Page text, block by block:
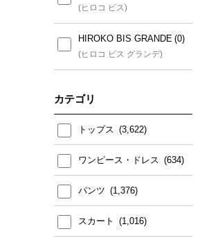
(ミッシェルクラン(小さいサイ
ズ))
MK MICHEL KLEIN(小さい
サイズ)
(小さいサイズ))
(ヒロコ ビス)
HIROKO BIS GRANDE
(ヒロコ ビス グランデ)
カテゴリ
トップス
ワンピース・ドレス
パンツ
スカート